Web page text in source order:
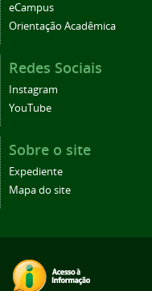
eCampus
Orientação Acadêmica
Redes Sociais
Instagram
YouTube
Sobre o site
Expediente
Mapa do site